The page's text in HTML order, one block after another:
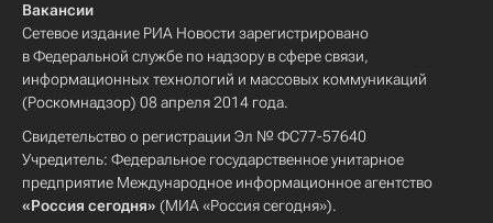
Вакансии
Сетевое издание РИА Новости зарегистрировано
в Федеральной службе по надзору в сфере связи,
информационных технологий и массовых коммуникаций
(Роскомнадзор) 08 апреля 2014 года.
Свидетельство о регистрации Эл № ФС77-57640
Учредитель: Федеральное государственное унитарное
предприятие Международное информационное агентство
«Россия сегодня» (МИА «Россия сегодня»).